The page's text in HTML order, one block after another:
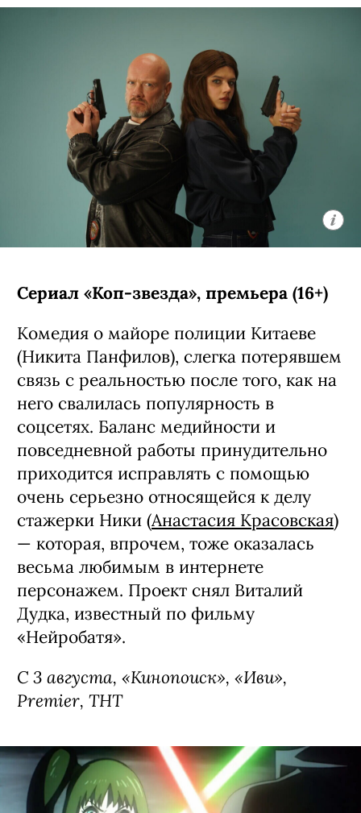
Сериал «Коп-звезда», премьера (16+)
Комедия о майоре полиции Китаеве
(Никита Панфилов), слегка потерявшем
связь с реальностью после того, как на
него свалилась популярность в
соцсетях. Баланс медийности и
повседневной работы принудительно
приходится исправлять с помощью
очень серьезно относящейся к делу
стажерки Ники (Анастасия Красовская)
— которая, впрочем, тоже оказалась
весьма любимым в интернете
персонажем. Проект снял Виталий
Дудка, известный по фильму
«Нейробатя».
С 3 августа, «Кинопоиск», «Иви»,
Premier, ТНТ